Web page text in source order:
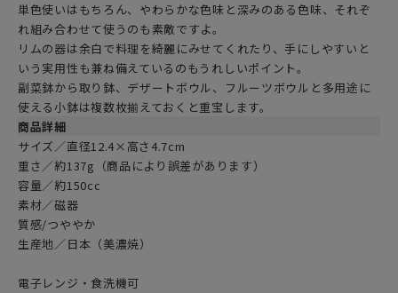
単色使いはもちろん、やわらかな色味と深みのある色味、それぞ
れ組み合わせて使うのも素敵ですよ。
リムの器は余白で料理を綺麗にみせてくれたり、手にしやすいと
いう実用性も兼ね備えているのもうれしいポイント。
副菜鉢から取り鉢、デザートボウル、フルーツボウルと多用途に
使える小鉢は複数枚揃えておくと重宝します。
商品詳細
サイズ／直径12.4×高さ4.7cm
重さ／約137g（商品により誤差があります）
容量／約150cc
素材／磁器
質感/つややか
生産地／日本（美濃焼）
電子レンジ・食洗機可